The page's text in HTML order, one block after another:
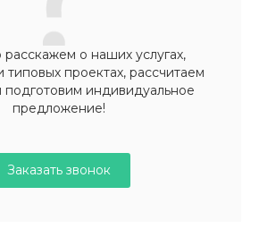
о наших услугах,
типовых проектах, рассчитаем
подготовим индивидуальное
предложение!
Заказать звонок